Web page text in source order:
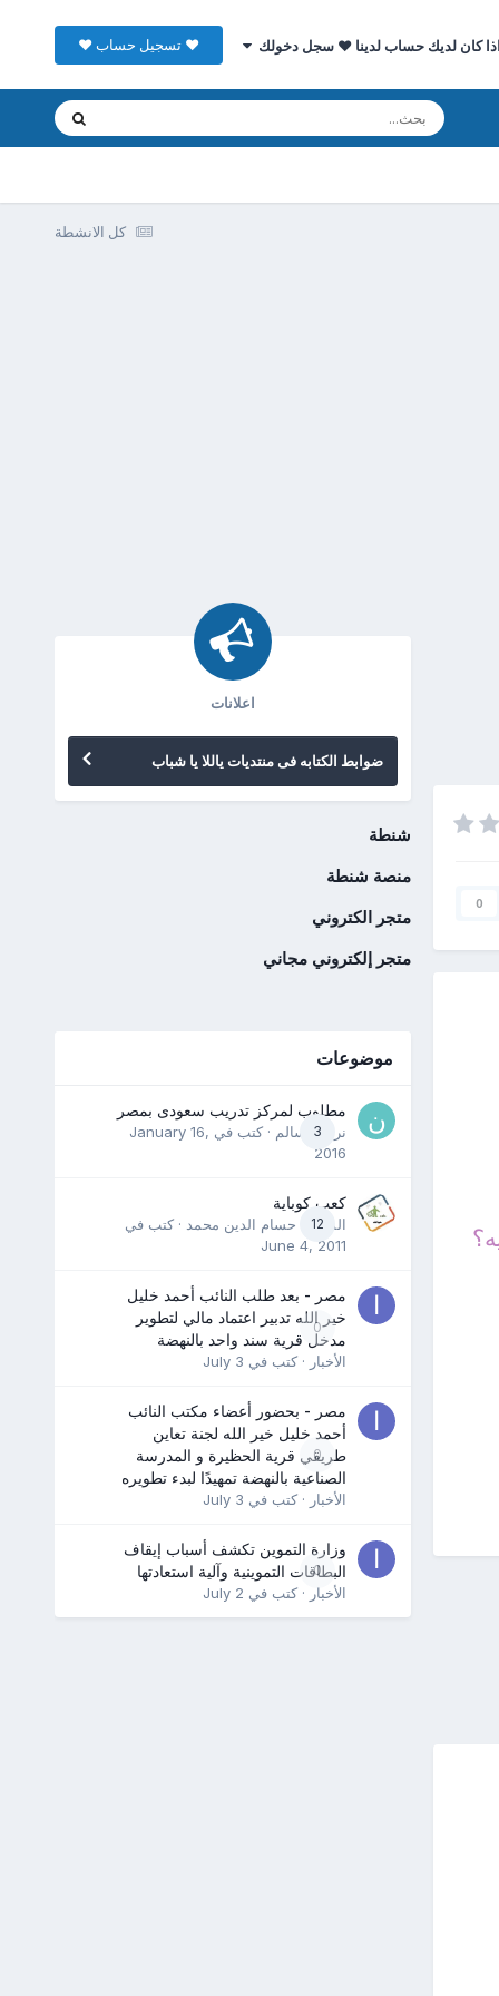
اذا كان لديك حساب لدينا ♥ سجل دخولك ♥ تسجيل حساب ♥
كل الانشطة
0
اعلانات
ضوابط الكتابه فى منتديات ياللا يا شباب
شنطة
منصة شنطة
متجر الكتروني
متجر إلكتروني مجاني
موضوعات
3
مطلوب لمركز تدريب سعودى بمصر
نرمين سالم · كتب في January 16,
2016
12
كعب كوباية
المدرب حسام الدين محمد · كتب في
June 4, 2011
0
مصر - بعد طلب النائب أحمد خليل
خير الله تدبير اعتماد مالي لتطوير
مدخل قرية سند واحد بالنهضة
الأخبار · كتب في July 3
0
مصر - بحضور أعضاء مكتب النائب
أحمد خليل خير الله لجنة تعاين
طريقي قرية الحظيرة و المدرسة
الصناعية بالنهضة تمهيدًا لبدء تطويره
الأخبار · كتب في July 3
0
وزارة التموين تكشف أسباب إيقاف
البطاقات التموينية وآلية استعادتها
الأخبار · كتب في July 2